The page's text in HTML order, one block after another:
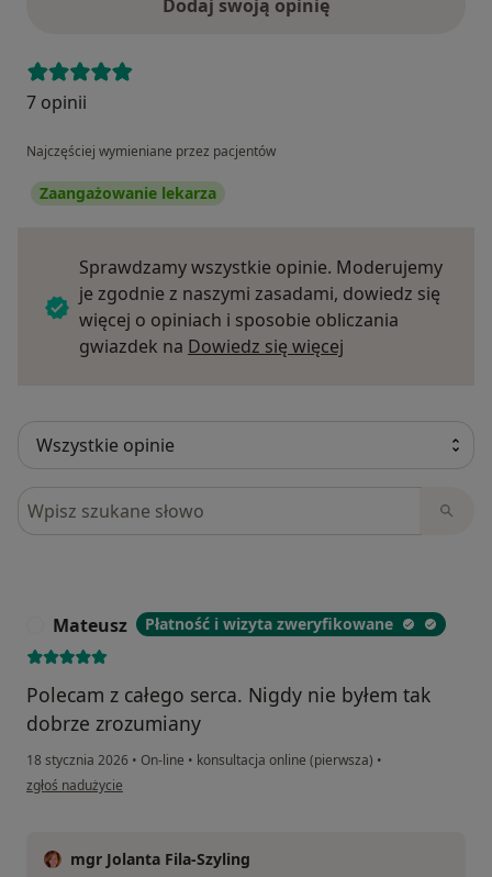
Dodaj swoją opinię
7 opinii
Najczęściej wymieniane przez pacjentów
Zaangażowanie lekarza
Sprawdzamy wszystkie opinie. Moderujemy
je zgodnie z naszymi zasadami, dowiedz się
więcej o opiniach i sposobie obliczania
gwiazdek na Dowiedz się więcej
Szukaj w opiniach
Mateusz Płatność i wizyta zweryfikowane
Polecam z całego serca. Nigdy nie byłem tak
dobrze zrozumiany
18 stycznia 2026 • On-line • konsultacja online (pierwsza) •
w opinii użytkownika Mateusz
zgłoś nadużycie
mgr Jolanta Fila-Szyling